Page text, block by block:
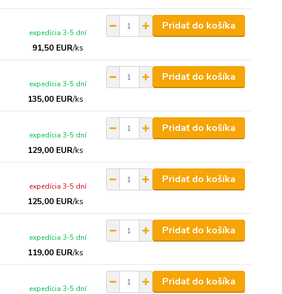
91,50 EUR/ks
expedícia 3-5 dní
Pridať do košíka
135,00 EUR/ks
expedícia 3-5 dní
Pridať do košíka
129,00 EUR/ks
expedícia 3-5 dní
Pridať do košíka
125,00 EUR/ks
expedícia 3-5 dní
Pridať do košíka
119,00 EUR/ks
expedícia 3-5 dní
Pridať do košíka
expedícia 3-5 dní
Pridať do košíka